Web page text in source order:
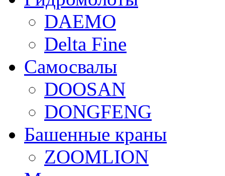
DAEMO
Delta Fine
Самосвалы
DOOSAN
DONGFENG
Башенные краны
ZOOMLION